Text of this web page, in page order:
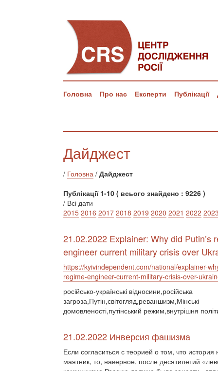
Головна Про нас Експерти Публікації
Дайджест
/ Головна / Дайджест
Публікації 1-10 ( всього знайдено : 9226 )
/ Всі дати
2015 2016 2017 2018 2019 2020 2021 2022
21.02.2022 Explainer: Why did Putin’s
engineer current military crisis over
https://kyivindependent.com/national/explainer-
regime-engineer-current-military-crisis-over-
російсько-українські відносини,російська
загроза,Путін,світогляд,реваншизм,Мінські
домовленості,путінський режим,внутрішня
21.02.2022 Инверсия фашизма
Если согласиться с теорией о том, что
маятник, то, наверное, после десятилетий